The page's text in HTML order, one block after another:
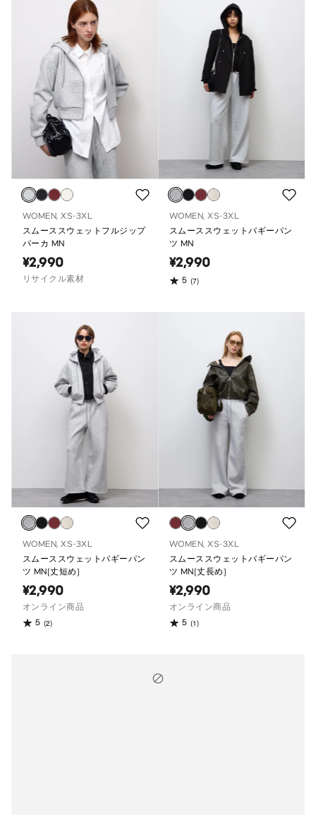
WOMEN, XS-3XL
スムーススウェットフルジップ
パーカ MN
¥2,990
リサイクル素材
WOMEN, XS-3XL
スムーススウェットバギーパン
ツ MN
¥2,990
5 (7)
WOMEN, XS-3XL
スムーススウェットバギーパン
ツ MN(丈短め)
¥2,990
オンライン商品
5 (2)
WOMEN, XS-3XL
スムーススウェットバギーパン
ツ MN(丈長め)
¥2,990
オンライン商品
5 (1)